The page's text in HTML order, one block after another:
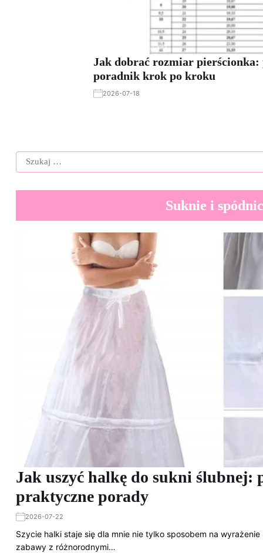
Jak dobrać rozmiar pierścionka:
poradnik krok po kroku
2026-07-18
Suknie i
Jak uszyć halkę do sukni ślubnej:
praktyczne porady
2026-07-22
Szycie halki staje się dla mnie nie tylko sposobem na
zabawy z różnorodnymi…